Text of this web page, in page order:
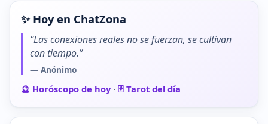
✨ Hoy en ChatZona
“Las conexiones reales no se fuerzan, se cultivan
con tiempo.”
— Anónimo
🔮 Horóscopo de hoy· 🃏 Tarot del día